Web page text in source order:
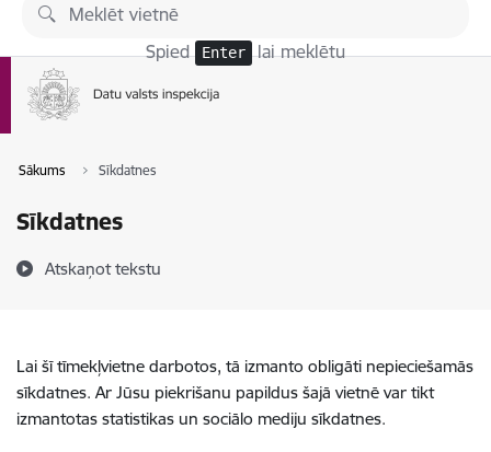
Pāriet uz lapas saturu
Spied Enter lai meklētu
Sākums Sīkdatnes
Sīkdatnes
Atskaņot tekstu
Lai šī tīmekļvietne darbotos, tā izmanto obligāti nepieciešamās
sīkdatnes. Ar Jūsu piekrišanu papildus šajā vietnē var tikt
izmantotas statistikas un sociālo mediju sīkdatnes.